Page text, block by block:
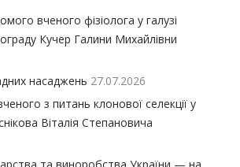
вченого фізіолога у галузі
Кучер Галини Михайлівни
насаджень 27.07.2026
з питань клонової селекції у
Віталія Степановича
та виноробства України — на